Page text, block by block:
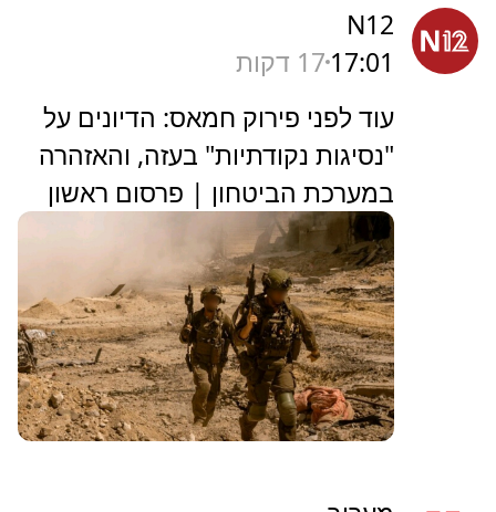
N12
17:01 17 דקות
עוד לפני פירוק חמאס: הדיונים על
"נסיגות נקודתיות" בעזה, והאזהרה
במערכת הביטחון | פרסום ראשון